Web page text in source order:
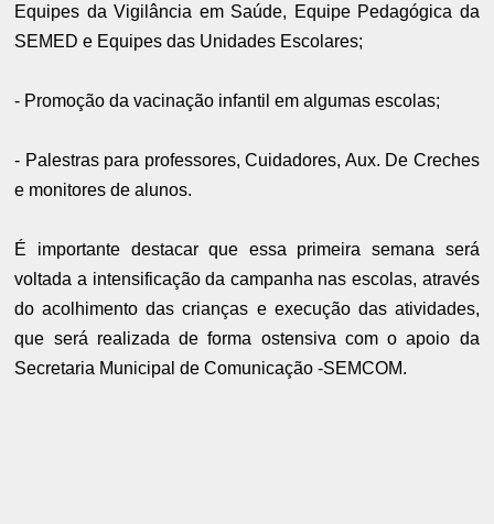
Equipes da Vigilância em Saúde, Equipe Pedagógica da
SEMED e Equipes das Unidades Escolares;
- Promoção da vacinação infantil em algumas escolas;
- Palestras para professores, Cuidadores, Aux. De Creches
e monitores de alunos.
É importante destacar que essa primeira semana será
voltada a intensificação da campanha nas escolas, através
do acolhimento das crianças e execução das atividades,
que será realizada de forma ostensiva com o apoio da
Secretaria Municipal de Comunicação -SEMCOM.